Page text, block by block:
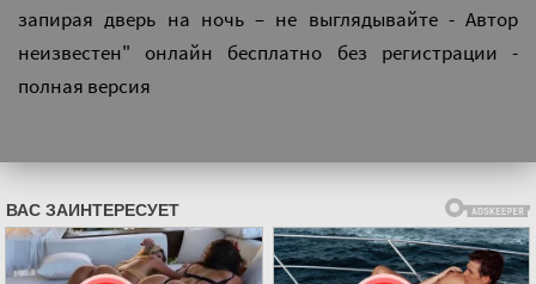
запирая дверь на ночь – не выглядывайте - Автор
неизвестен" онлайн бесплатно без регистрации -
полная версия